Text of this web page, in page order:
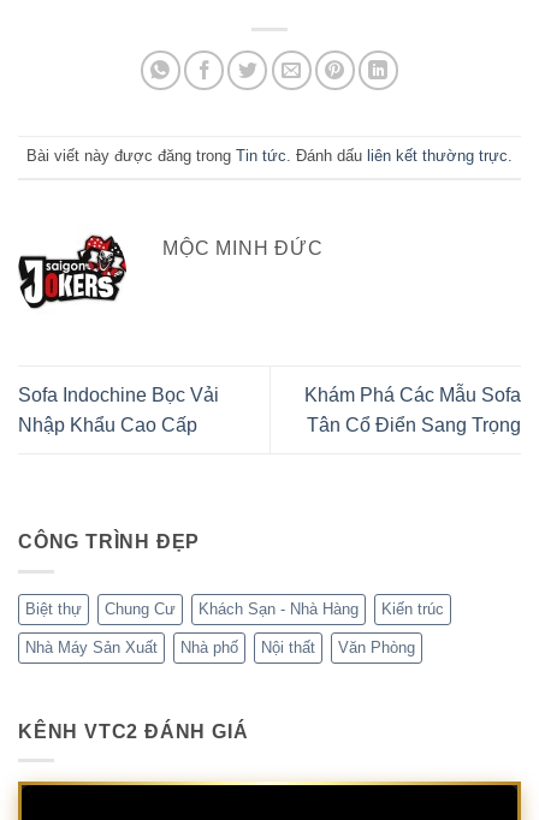
Bài viết này được đăng trong Tin tức. Đánh dấu liên kết thường trực.
MỘC MINH ĐỨC
Sofa Indochine Bọc Vải
Nhập Khẩu Cao Cấp
Khám Phá Các Mẫu Sofa
Tân Cổ Điển Sang Trọng
CÔNG TRÌNH ĐẸP
Biệt thự Chung Cư Khách Sạn - Nhà Hàng Kiến trúc
Nhà Máy Sản Xuất Nhà phố Nội thất Văn Phòng
KÊNH VTC2 ĐÁNH GIÁ
Trình